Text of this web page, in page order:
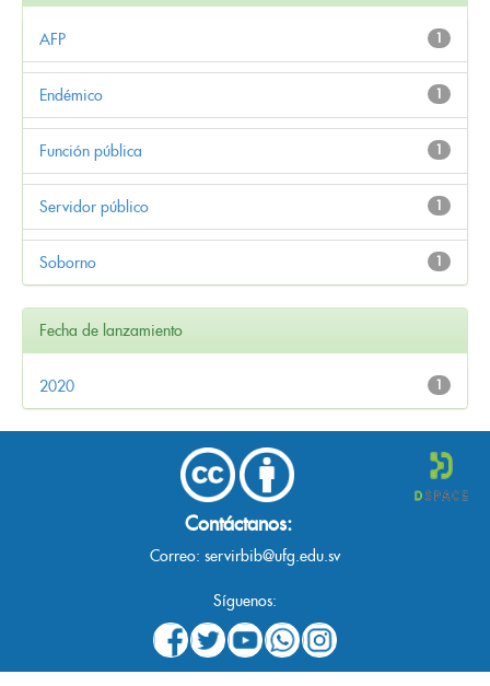
1
AFP
1
Endémico
1
Función pública
1
Servidor público
1
Soborno
Fecha de lanzamiento
1
2020
Contáctanos:
Correo: servirbib@ufg.edu.sv
Síguenos: